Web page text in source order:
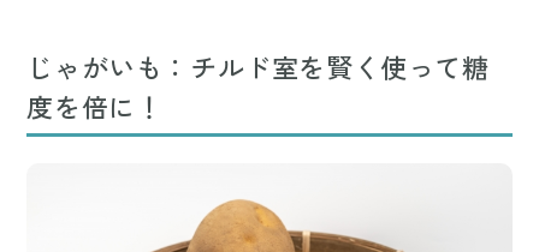
じゃがいも：チルド室を賢く使って糖
度を倍に！